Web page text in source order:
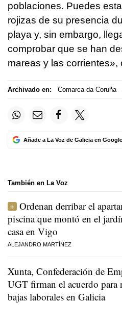
poblaciones. Puedes
rojizas de su presencia
playa y, sin embargo,
comprobar que se han
mareas y las corrientes»,
Archivado en: Comarca da Coruña
Añade a La Voz de Galicia en Google
También en La Voz
Ordenan derribar el
piscina que montó en el
casa en Vigo
ALEJANDRO MARTÍNEZ
Xunta, Confederación de
UGT firman el acuerdo para
bajas laborales en Galicia